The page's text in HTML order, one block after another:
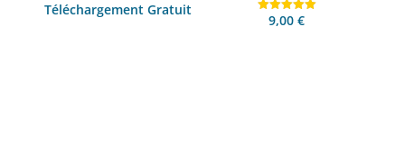
Téléchargement Gratuit
Note9,00€